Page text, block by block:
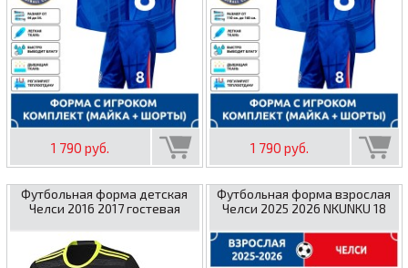
1 790 руб. 1 790 руб.
Футбольная форма детская
Челси 2016 2017 гостевая
Футбольная форма взрослая
Челси 2025 2026 NKUNKU 18